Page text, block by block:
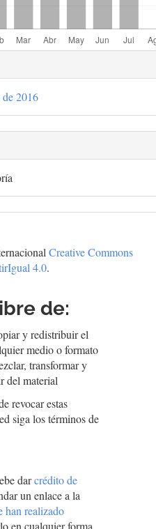
2016
Creative Commons
4.0.
de:
y redistribuir el
medio o formato
transformar y
del material
revocar estas
siga los términos de
darcrédito de
un enlace a la
han realizado
en cualquier forma